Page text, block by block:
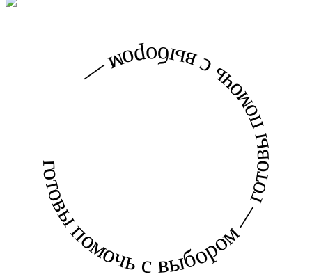
готовы помочь с выбором — готовы помочь с выбором —